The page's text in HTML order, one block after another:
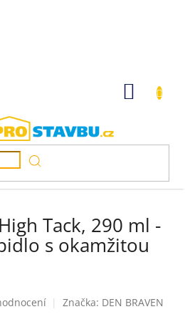
Tack, 290 ml -
s okamžitou
Značka: DEN BRAVEN